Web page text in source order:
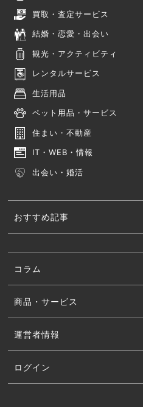
買取・査定サービス
結婚・恋愛・出会い
観光・アクティビティ
レンタルサービス
生活用品
ペット用品・サービス
住まい・不動産
IT・WEB・情報
出会い・婚活
おすすめ記事
コラム
商品・サービス
運営者情報
ログイン